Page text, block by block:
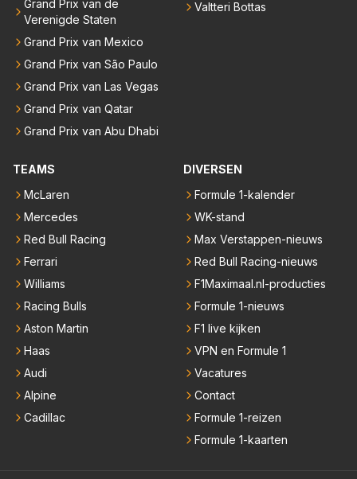
Grand Prix van de
Verenigde Staten
Grand Prix van Mexico
Grand Prix van São Paulo
Grand Prix van Las Vegas
Grand Prix van Qatar
Grand Prix van Abu Dhabi
Valtteri Bottas
TEAMS
McLaren
Mercedes
Red Bull Racing
Ferrari
Williams
Racing Bulls
Aston Martin
Haas
Audi
Alpine
Cadillac
DIVERSEN
Formule 1-kalender
WK-stand
Max Verstappen-nieuws
Red Bull Racing-nieuws
F1Maximaal.nl-producties
Formule 1-nieuws
F1 live kijken
VPN en Formule 1
Vacatures
Contact
Formule 1-reizen
Formule 1-kaarten